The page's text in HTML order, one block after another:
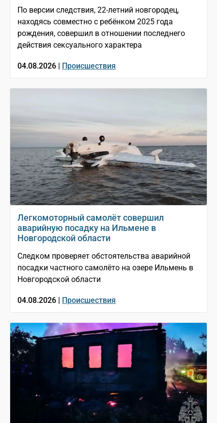
По версии следствия, 22-летний новгородец,
находясь совместно с ребёнком 2025 года
рождения, совершил в отношении последнего
действия сексуального характера
04.08.2026 | Происшествия
Легкомоторный самолёт совершил
аварийную посадку на Ильмене в
Новгородской области
Следком проверяет обстоятельства аварийной
посадки частного самолёто на озере Ильмень в
Новгородской области
04.08.2026 | Происшествия